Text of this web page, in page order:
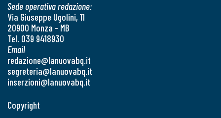
Sede operativa redazione:
Via Giuseppe Ugolini, 11
20900 Monza - MB
Tel. 039 9418930
Email
redazione@lanuovabq.it
segreteria@lanuovabq.it
inserzioni@lanuovabq.it
Copyright